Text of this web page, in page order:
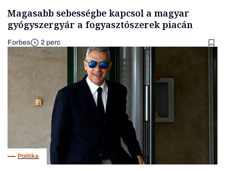
Magasabb sebességbe kapcsol a magyar
gyógyszergyár a fogyasztószerek piacán
Forbes 2 perc
Politika